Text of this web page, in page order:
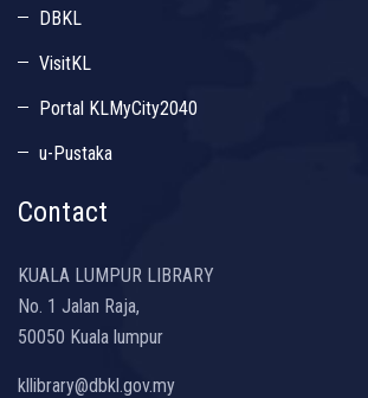
DBKL
VisitKL
Portal KLMyCity2040
u-Pustaka
Contact
KUALA LUMPUR LIBRARY
No. 1 Jalan Raja,
50050 Kuala lumpur
kllibrary@dbkl.gov.my